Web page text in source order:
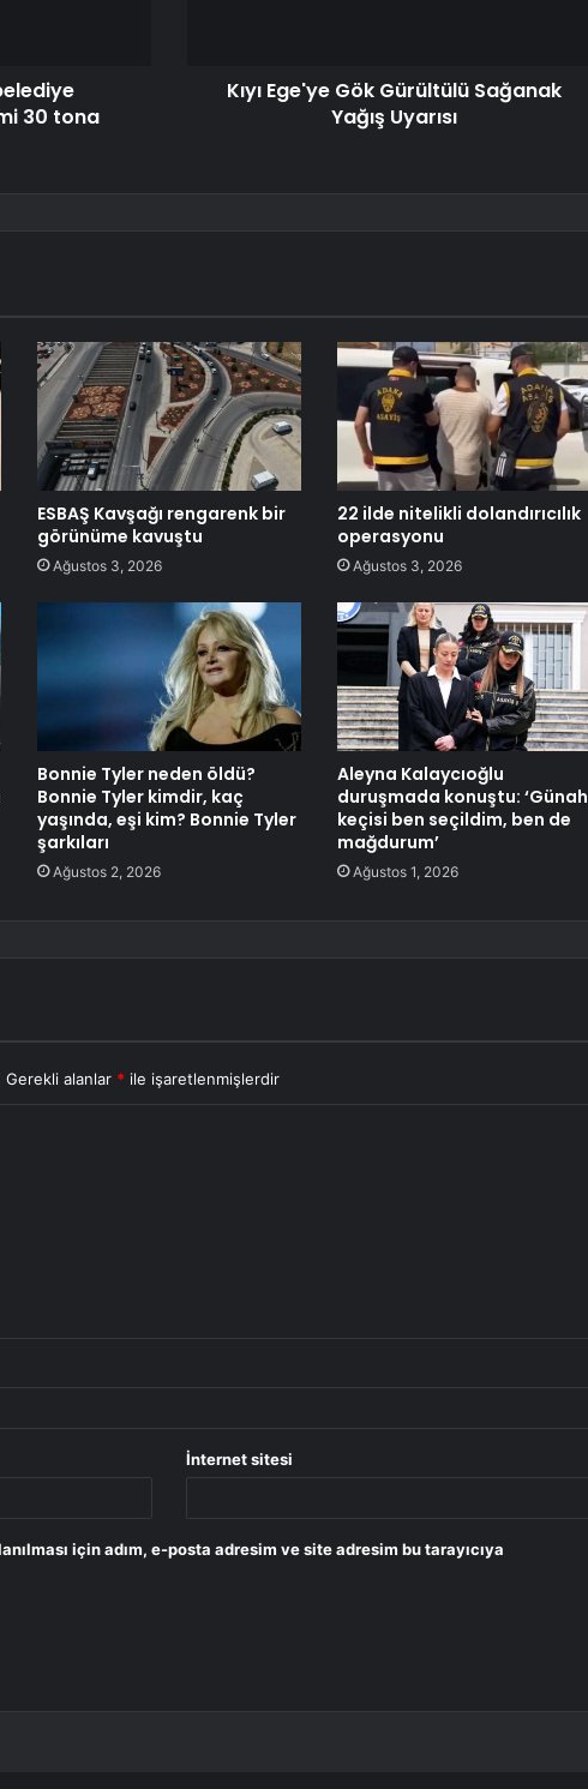
30 tona
Kıyı Ege'ye Gök Gürültülü Sağanak
Yağış Uyarısı
ESBAŞ Kavşağı rengarenk bir
görünüme kavuştu
Ağustos 3, 2026
22 ilde nitelikli dolandırıcılık
operasyonu
Ağustos 3, 2026
Bonnie Tyler neden öldü?
Bonnie Tyler kimdir, kaç
yaşında, eşi kim? Bonnie Tyler
şarkıları
Ağustos 2, 2026
Aleyna Kalaycıoğlu
duruşmada konuştu: ‘Günah
keçisi ben seçildim, ben de
mağdurum’
Ağustos 1, 2026
Gerekli alanlar * ile işaretlenmişlerdir
İnternet sitesi
için adım, e-posta adresim ve site adresim bu tarayıcıya